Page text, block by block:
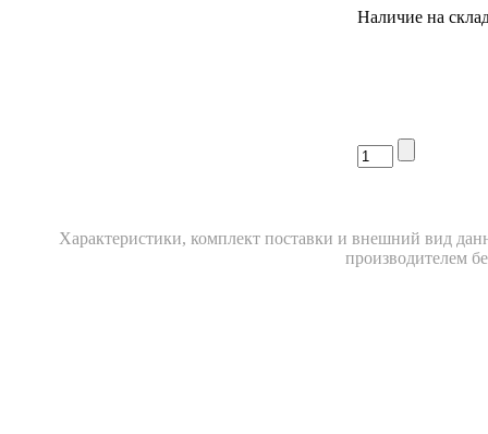
Наличие на
Xарактеристики, комплект поставки и внешний вид
производителем